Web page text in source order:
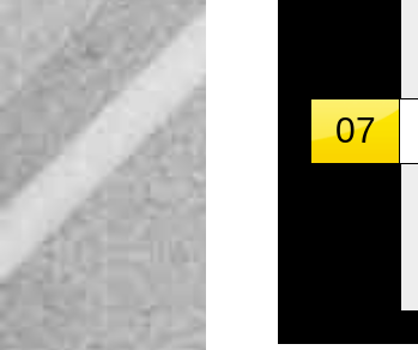
07